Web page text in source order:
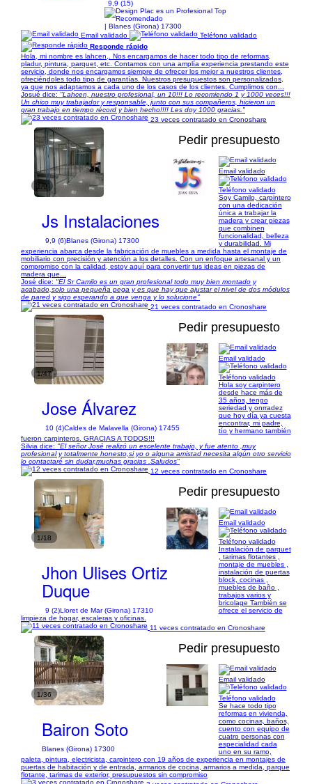
9,9 (15)
| Blanes (Girona) 17300
Email validado
Teléfono validado
Responde rápido
Hola, mi nombre es lahcen,. Nos encargamos de hacer todo tipo de reformas,
pladur, pintura, parquet, etc. Contamos con una amplía experiencia prestando este
servicio, donde nos encargamos siempre de ofrecer los mejor a nuestros clientes,
ofreciéndoles todo tipo de garantías. Nuestros presupuestos son personalizados,
ya que nos adaptamos a cada uno de los casos de los clientes. Cumplimos con...
Josué dice: "Lahcen, nuestro profesional, un 10!!! Lo recomiendo 1 y 1000 veces!!!
Un chico muy trabajador y responsable, junto con sus compañeros, hicieron un
gran trabajo en tiempo récord y bien hecho!!!! Les doy 1000 gracias."
23 veces contratado en Cronoshare
1/9
Pedir presupuesto
Js Instalaciones
9,9 (6)Blanes (Girona) 17300
Email validado
Teléfono validado
Soy Camilo, carpintero
con una dedicación
única a trabajar la
madera y crear piezas
que combinen
funcionalidad, belleza
y durabilidad. Mi
experiencia abarca desde la fabricación de muebles a medida hasta el montaje de
mobiliario con precisión y atención a los detalles. Con un enfoque artesanal y un
compromiso con la calidad, estoy aquí para convertir tus ideas en piezas de
madera que...
José dice: "El Sr Camilo es un gran profesional todo muy bien montado y
acabado,solo una pequeña pega y es que hay que ajustar el nivel de dos módulos
de pared y sigo esperando a que venga y lo solucione"
21 veces contratado en Cronoshare
1/47
Pedir presupuesto
Jose Álvarez
10 (4)Caldes de Malavella (Girona) 17455
Email validado
Teléfono validado
Hola soy carpintero
desde hace más de
35 años, tengo
seriedad y onrradez
que hoy día ya cuesta
encontrar, mi padre,
tío y hermano también
fueron carpinteros. GRACIAS A TODOS!!!
Silvia dice: "El señor José realizó un escelente trabajo, y fue atento ,muy
profesional y totalmente honesto,si yo o alguna amistad necesita algún otro servicio
lo contactaré sin dudar,muchas gracias .Saludos"
12 veces contratado en Cronoshare
1/18
Pedir presupuesto
Jhon Ulises Ortiz
Duque
9 (2)Lloret de Mar (Girona) 17310
Email validado
Teléfono validado
Instalación de parquet
, tarimas flotantes ,
montaje de muebles ,
instalación de puertas
block, cocinas ,
muebles de baño ,
trabajos varios y
bricolage También se
ofrece el servicio de
limpieza de hogar, escaleras y oficinas.
11 veces contratado en Cronoshare
1/36
Pedir presupuesto
Bairon Soto
Blanes (Girona) 17300
Email validado
Teléfono validado
Se hace todo tipo
reformas en vivienda,
como cocinas, baños,
cuento con equipo de
cuatro personas con
especialidad cada
uno en su ramo,
paleta, pintura, electricista, carpintero con 19 años de experiencia en montajes de
puertas de habitación y de entrada, armarios de cocina, armarios a medida, parque
flotante, tarimas de exterior, presupuestos sin compromiso